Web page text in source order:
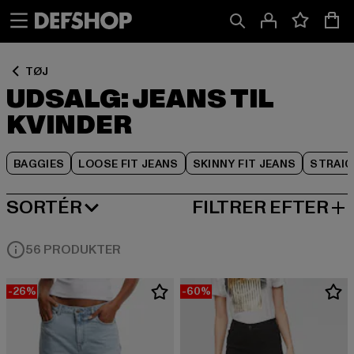
TØJ
UDSALG: JEANS TIL
KVINDER
BAGGIES LOOSE FIT JEANS SKINNY FIT JEANS
SORTÉR
MEST POPULÆRE FILTRER EFTER
56 PRODUKTER
-26% -60%